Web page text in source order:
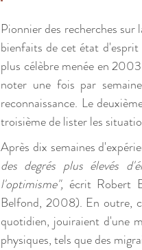
Pionnier des recherches
bienfaits de cet état
plus célèbre menée en
noter une fois par
reconnaissance. Le
troisième de lister les
Après dix semaines
des degrés plus élevés
l'optimisme", écrit Robert
Belfond, 2008). En outre,
quotidien, jouiraient d'une
physiques, tels que des